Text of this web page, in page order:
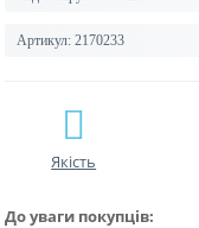
Артикул: 2170233
Якість
До уваги покупців: